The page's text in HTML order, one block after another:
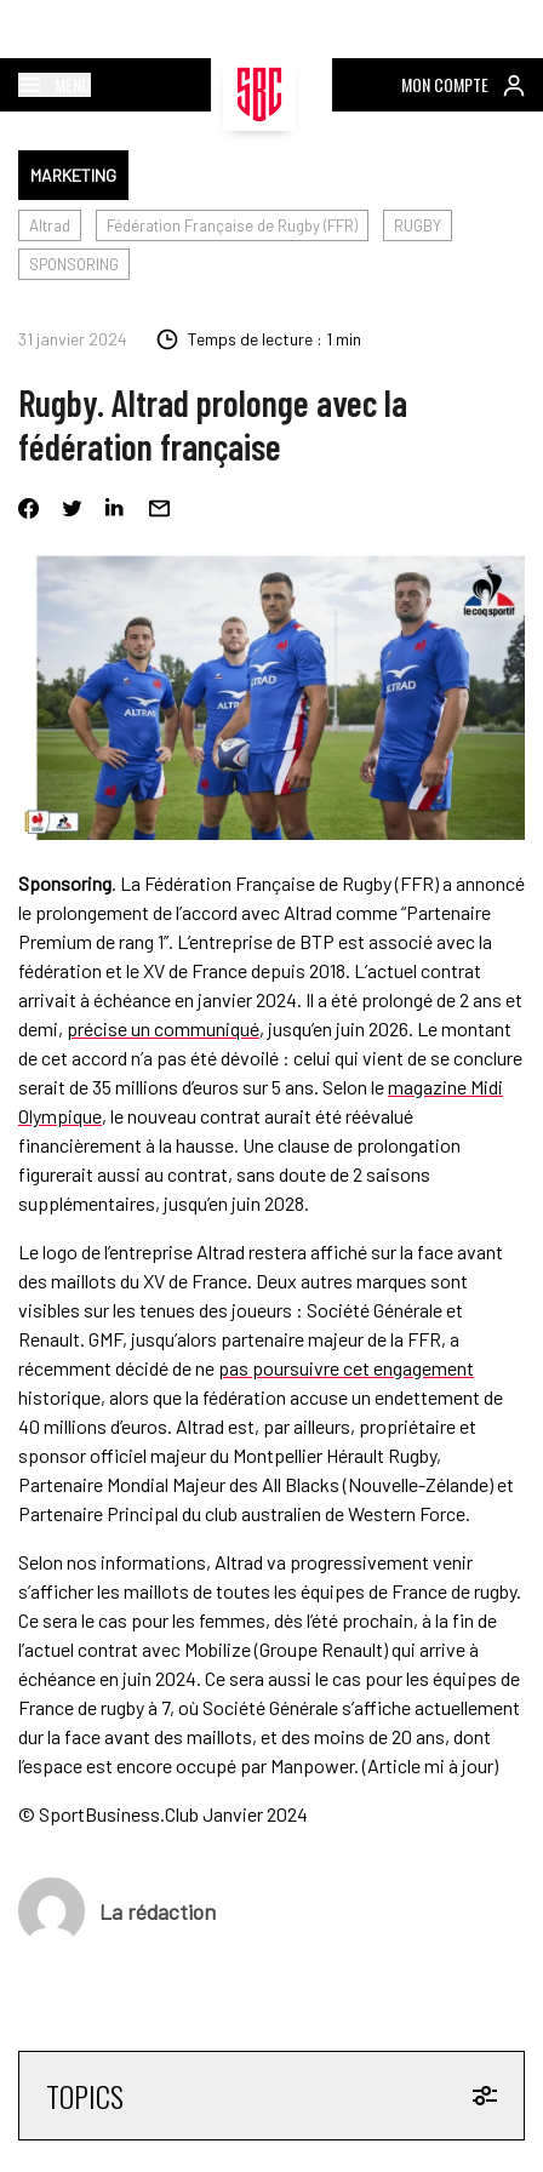
MON COMPTE
MARKETING
Altrad Fédération Française de Rugby (FFR)
RUGBY
SPONSORING
31 janvier 2024 Temps de lecture : 1 min
Rugby. Altrad prolonge avec la
fédération française
Sponsoring. La Fédération Française de Rugby (FFR) a annoncé
le prolongement de l’accord avec Altrad comme “Partenaire
Premium de rang 1”. L’entreprise de BTP est associé avec la
fédération et le XV de France depuis 2018. L’actuel contrat
arrivait à échéance en janvier 2024. Il a été prolongé de 2 ans et
demi, précise un communiqué, jusqu’en juin 2026. Le montant
de cet accord n’a pas été dévoilé : celui qui vient de se conclure
serait de 35 millions d’euros sur 5 ans. Selon lemagazine Midi
Olympique, le nouveau contrat aurait été réévalué
financièrement à la hausse. Une clause de prolongation
figurerait aussi au contrat, sans doute de 2 saisons
supplémentaires, jusqu’en juin 2028.
Le logo de l’entreprise Altrad restera affiché sur la face avant
des maillots du XV de France. Deux autres marques sont
visibles sur les tenues des joueurs : Société Générale et
Renault. GMF, jusqu’alors partenaire majeur de la FFR, a
récemment décidé de ne pas poursuivre cet engagement
historique, alors que la fédération accuse un endettement de
40 millions d’euros. Altrad est, par ailleurs, propriétaire et
sponsor officiel majeur du Montpellier Hérault Rugby,
Partenaire Mondial Majeur des All Blacks (Nouvelle-Zélande) et
Partenaire Principal du club australien de Western Force.
Selon nos informations, Altrad va progressivement venir
s’afficher les maillots de toutes les équipes de France de rugby.
Ce sera le cas pour les femmes, dès l’été prochain, à la fin de
l’actuel contrat avec Mobilize (Groupe Renault) qui arrive à
échéance en juin 2024. Ce sera aussi le cas pour les équipes de
France de rugby à 7, où Société Générale s’affiche actuellement
dur la face avant des maillots, et des moins de 20 ans, dont
l’espace est encore occupé par Manpower. (Article mi à jour)
© SportBusiness.Club Janvier 2024
La rédaction
TOPICS